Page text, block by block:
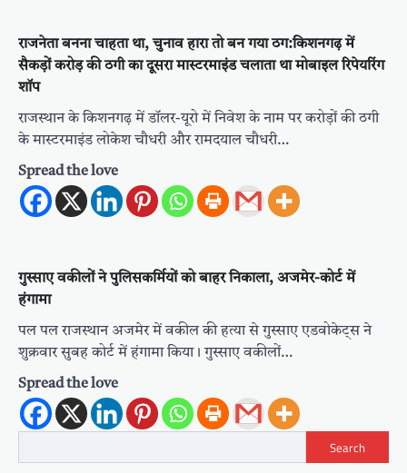
राजनेता बनना चाहता था, चुनाव हारा तो बन गया ठग:किशनगढ़ में
सैकड़ों करोड़ की ठगी का दूसरा मास्टरमाइंड चलाता था मोबाइल रिपेयरिंग
शॉप
राजस्थान के किशनगढ़ में डॉलर-यूरो में निवेश के नाम पर करोड़ों की ठगी
के मास्टरमाइंड लोकेश चौधरी और रामदयाल चौधरी…
Spread the love
गुस्साए वकीलों ने पुलिसकर्मियों को बाहर निकाला, अजमेर-कोर्ट में
हंगामा
पल पल राजस्थान अजमेर में वकील की हत्या से गुस्साए एडवोकेट्स ने
शुक्रवार सुबह कोर्ट में हंगामा किया। गुस्साए वकीलों…
Spread the love
Search